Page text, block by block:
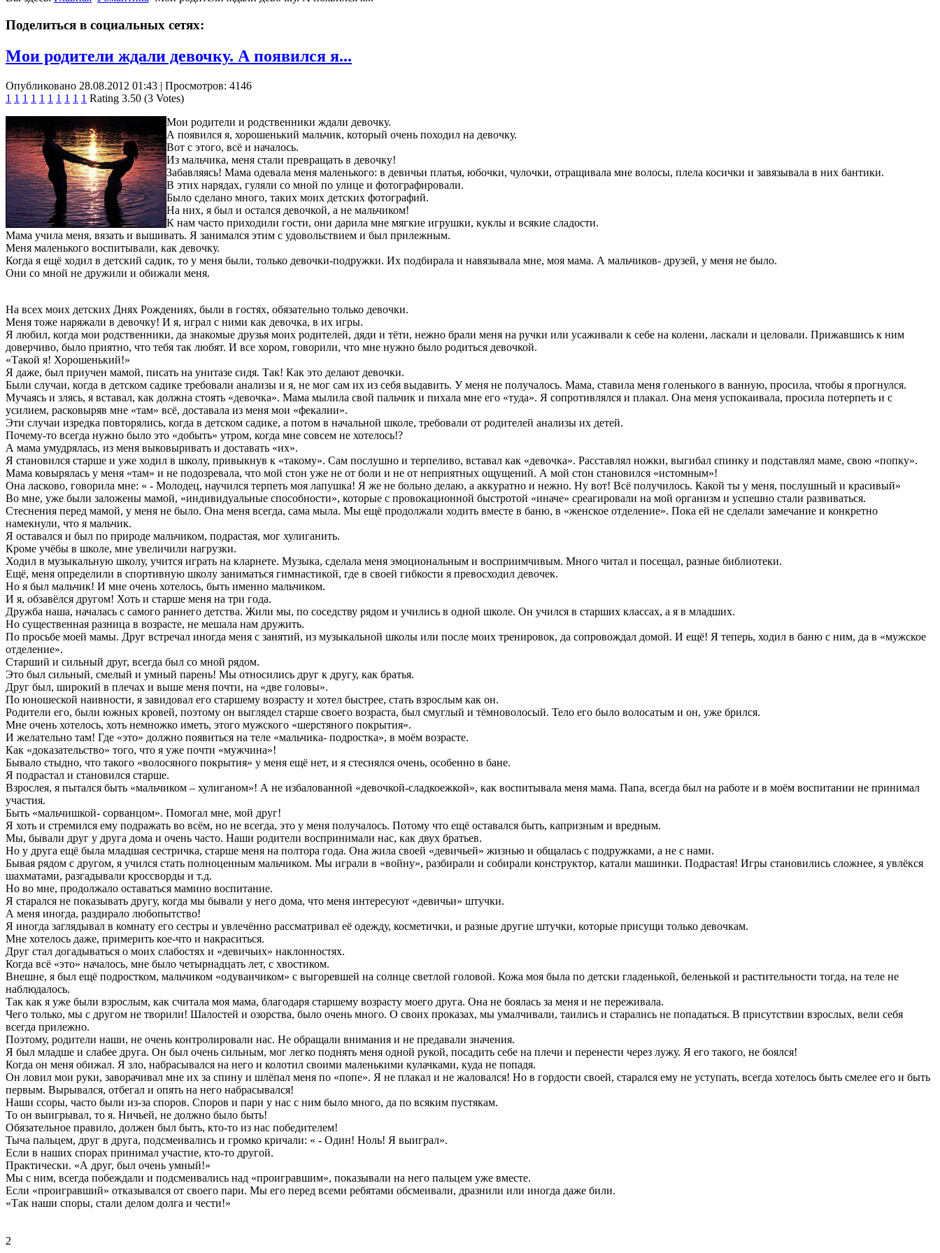
Поделиться в социальных сетях:
Мои родители ждали девочку. А появился я...
Опубликовано 28.08.2012 01:43 | Просмотров: 4146
1 1 1 1 1 1 1 1 1 1 Rating 3.50 (3 Votes)
Мои родители и родственники ждали девочку.
А появился я, хорошенький мальчик, который очень походил на девочку.
Вот с этого, всё и началось.
Из мальчика, меня стали превращать в девочку!
Забавляясь! Мама одевала меня маленького: в девичьи платья, юбочки, чулочки, отращивала мне волосы, плела косички и завязывала в них бантики.
В этих нарядах, гуляли со мной по улице и фотографировали.
Было сделано много, таких моих детских фотографий.
На них, я был и остался девочкой, а не мальчиком!
К нам часто приходили гости, они дарила мне мягкие игрушки, куклы и всякие сладости.
Мама учила меня, вязать и вышивать. Я занимался этим с удовольствием и был прилежным.
Меня маленького воспитывали, как девочку.
Когда я ещё ходил в детский садик, то у меня были, только девочки-подружки. Их подбирала и навязывала мне, моя мама. А мальчиков- друзей, у меня не было.
Они со мной не дружили и обижали меня.
На всех моих детских Днях Рождениях, были в гостях, обязательно только девочки.
Меня тоже наряжали в девочку! И я, играл с ними как девочка, в их игры.
Я любил, когда мои родственники, да знакомые друзья моих родителей, дяди и тёти, нежно брали меня на ручки или усаживали к себе на колени, ласкали и целовали. Прижавшись к ним
доверчиво, было приятно, что тебя так любят. И все хором, говорили, что мне нужно было родиться девочкой.
«Такой я! Хорошенький!»
Я даже, был приучен мамой, писать на унитазе сидя. Так! Как это делают девочки.
Были случаи, когда в детском садике требовали анализы и я, не мог сам их из себя выдавить. У меня не получалось. Мама, ставила меня голенького в ванную, просила, чтобы я прогнулся.
Мучаясь и злясь, я вставал, как должна стоять «девочка». Мама мылила свой пальчик и пихала мне его «туда». Я сопротивлялся и плакал. Она меня успокаивала, просила потерпеть и с
усилием, расковыряв мне «там» всё, доставала из меня мои «фекалии».
Эти случаи изредка повторялись, когда в детском садике, а потом в начальной школе, требовали от родителей анализы их детей.
Почему-то всегда нужно было это «добыть» утром, когда мне совсем не хотелось!?
А мама умудрялась, из меня выковыривать и доставать «их».
Я становился старше и уже ходил в школу, привыкнув к «такому». Сам послушно и терпеливо, вставал как «девочка». Расставлял ножки, выгибал спинку и подставлял маме, свою «попку».
Мама ковырялась у меня «там» и не подозревала, что мой стон уже не от боли и не от неприятных ощущений. А мой стон становился «истомным»!
Она ласково, говорила мне: « - Молодец, научился терпеть моя лапушка! Я же не больно делаю, а аккуратно и нежно. Ну вот! Всё получилось. Какой ты у меня, послушный и красивый»
Во мне, уже были заложены мамой, «индивидуальные способности», которые с провокационной быстротой «иначе» среагировали на мой организм и успешно стали развиваться.
Стеснения перед мамой, у меня не было. Она меня всегда, сама мыла. Мы ещё продолжали ходить вместе в баню, в «женское отделение». Пока ей не сделали замечание и конкретно
намекнули, что я мальчик.
Я оставался и был по природе мальчиком, подрастая, мог хулиганить.
Кроме учёбы в школе, мне увеличили нагрузки.
Ходил в музыкальную школу, учится играть на кларнете. Музыка, сделала меня эмоциональным и восприимчивым. Много читал и посещал, разные библиотеки.
Ещё, меня определили в спортивную школу заниматься гимнастикой, где в своей гибкости я превосходил девочек.
Но я был мальчик! И мне очень хотелось, быть именно мальчиком.
И я, обзавёлся другом! Хоть и старше меня на три года.
Дружба наша, началась с самого раннего детства. Жили мы, по соседству рядом и учились в одной школе. Он учился в старших классах, а я в младших.
Но существенная разница в возрасте, не мешала нам дружить.
По просьбе моей мамы. Друг встречал иногда меня с занятий, из музыкальной школы или после моих тренировок, да сопровождал домой. И ещё! Я теперь, ходил в баню с ним, да в «мужское
отделение».
Старший и сильный друг, всегда был со мной рядом.
Это был сильный, смелый и умный парень! Мы относились друг к другу, как братья.
Друг был, широкий в плечах и выше меня почти, на «две головы».
По юношеской наивности, я завидовал его старшему возрасту и хотел быстрее, стать взрослым как он.
Родители его, были южных кровей, поэтому он выглядел старше своего возраста, был смуглый и тёмноволосый. Тело его было волосатым и он, уже брился.
Мне очень хотелось, хоть немножко иметь, этого мужского «шерстяного покрытия».
И желательно там! Где «это» должно появиться на теле «мальчика- подростка», в моём возрасте.
Как «доказательство» того, что я уже почти «мужчина»!
Бывало стыдно, что такого «волосяного покрытия» у меня ещё нет, и я стеснялся очень, особенно в бане.
Я подрастал и становился старше.
Взрослея, я пытался быть «мальчиком – хулиганом»! А не избалованной «девочкой-сладкоежкой», как воспитывала меня мама. Папа, всегда был на работе и в моём воспитании не принимал
участия.
Быть «мальчишкой- сорванцом». Помогал мне, мой друг!
Я хоть и стремился ему подражать во всём, но не всегда, это у меня получалось. Потому что ещё оставался быть, капризным и вредным.
Мы, бывали друг у друга дома и очень часто. Наши родители воспринимали нас, как двух братьев.
Но у друга ещё была младшая сестричка, старше меня на полтора года. Она жила своей «девичьей» жизнью и общалась с подружками, а не с нами.
Бывая рядом с другом, я учился стать полноценным мальчиком. Мы играли в «войну», разбирали и собирали конструктор, катали машинки. Подрастая! Игры становились сложнее, я увлёкся
шахматами, разгадывали кроссворды и т.д.
Но во мне, продолжало оставаться мамино воспитание.
Я старался не показывать другу, когда мы бывали у него дома, что меня интересуют «девичьи» штучки.
А меня иногда, раздирало любопытство!
Я иногда заглядывал в комнату его сестры и увлечённо рассматривал её одежду, косметички, и разные другие штучки, которые присущи только девочкам.
Мне хотелось даже, примерить кое-что и накраситься.
Друг стал догадываться о моих слабостях и «девичьих» наклонностях.
Когда всё «это» началось, мне было четырнадцать лет, с хвостиком.
Внешне, я был ещё подростком, мальчиком «одуванчиком» с выгоревшей на солнце светлой головой. Кожа моя была по детски гладенькой, беленькой и растительности тогда, на теле не
наблюдалось.
Так как я уже были взрослым, как считала моя мама, благодаря старшему возрасту моего друга. Она не боялась за меня и не переживала.
Чего только, мы с другом не творили! Шалостей и озорства, было очень много. О своих проказах, мы умалчивали, таились и старались не попадаться. В присутствии взрослых, вели себя
всегда прилежно.
Поэтому, родители наши, не очень контролировали нас. Не обращали внимания и не предавали значения.
Я был младше и слабее друга. Он был очень сильным, мог легко поднять меня одной рукой, посадить себе на плечи и перенести через лужу. Я его такого, не боялся!
Когда он меня обижал. Я зло, набрасывался на него и колотил своими маленькими кулачками, куда не попадя.
Он ловил мои руки, заворачивал мне их за спину и шлёпал меня по «попе». Я не плакал и не жаловался! Но в гордости своей, старался ему не уступать, всегда хотелось быть смелее его и быть
первым. Вырывался, отбегал и опять на него набрасывался!
Наши ссоры, часто были из-за споров. Споров и пари у нас с ним было много, да по всяким пустякам.
То он выигрывал, то я. Ничьей, не должно было быть!
Обязательное правило, должен был быть, кто-то из нас победителем!
Тыча пальцем, друг в друга, подсмеивались и громко кричали: « - Один! Ноль! Я выиграл».
Если в наших спорах принимал участие, кто-то другой.
Практически. «А друг, был очень умный!»
Мы с ним, всегда побеждали и подсмеивались над «проигравшим», показывали на него пальцем уже вместе.
Если «проигравший» отказывался от своего пари. Мы его перед всеми ребятами обсмеивали, дразнили или иногда даже били.
«Так наши споры, стали делом долга и чести!»
2